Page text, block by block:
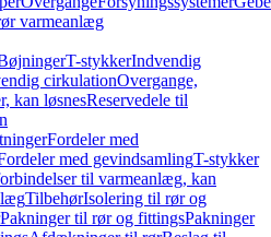
varmeanlæg
T-stykkerIndvendig
cirkulationOvergange,
kan løsnesReservedele til
Fordeler med
med gevindsamlingT-stykker
til varmeanlæg, kan
TilbehørIsolering til rør og
Pakninger til rør og fittingsPakninger